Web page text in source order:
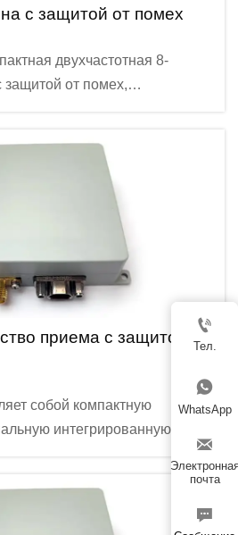
с защитой от помех
двухчастотная 8-
защитой от помех,
Она поддерживает
L1 и L2 с двухчастотным
защиты от
с максимальной
источникам
приема с защитой от
собой компактную
интегрированную
навигации с защитой от помех,
гражданских беспилотников и
Она поддерживает
GPS L1 и обладает

Тел.

WhatsApp

почта
